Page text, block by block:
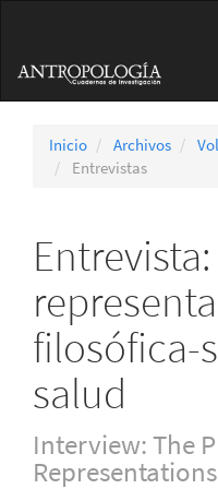
principal
Barra
Inicio Archivos
Entrevistas
filosófica-
salud
Interview: The